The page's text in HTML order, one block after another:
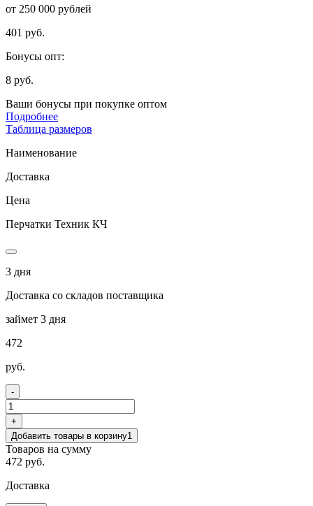
от 250 000 рублей
401 руб.
Бонусы опт:
8 руб.
Ваши бонусы при покупке оптом
Подробнее
Таблица размеров
Наименование
Доставка
Цена
Перчатки Техник КЧ
3 дня
Доставка со складов поставщика
займет 3 дня
472
руб.
-
+
Добавить товары в корзину1
Товаров на сумму
472 руб.
Доставка